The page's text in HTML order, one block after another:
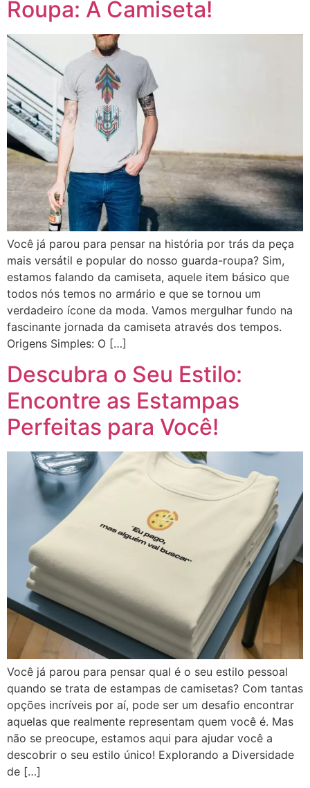
Roupa: A Camiseta!
Você já parou para pensar na história por trás da peça
mais versátil e popular do nosso guarda-roupa? Sim,
estamos falando da camiseta, aquele item básico que
todos nós temos no armário e que se tornou um
verdadeiro ícone da moda. Vamos mergulhar fundo na
fascinante jornada da camiseta através dos tempos.
Origens Simples: O […]
Descubra o Seu Estilo:
Encontre as Estampas
Perfeitas para Você!
Você já parou para pensar qual é o seu estilo pessoal
quando se trata de estampas de camisetas? Com tantas
opções incríveis por aí, pode ser um desafio encontrar
aquelas que realmente representam quem você é. Mas
não se preocupe, estamos aqui para ajudar você a
descobrir o seu estilo único! Explorando a Diversidade
de […]